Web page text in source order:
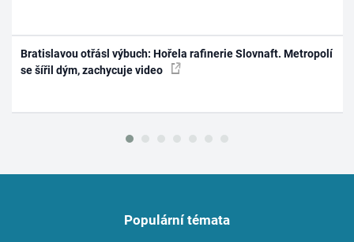
Bratislavou otřásl výbuch: Hořela rafinerie Slovnaft. Metropolí
se šířil dým, zachycuje video
Populární témata